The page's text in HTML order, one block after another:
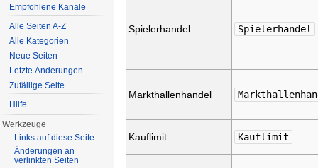
Spielerhandel Spielerhandel
Markthallenhandel
Kauflimit Kauflimit
Empfohlene Kanäle
Alle Seiten A-Z
Alle Kategorien
Neue Seiten
Letzte Änderungen
Zufällige Seite
Hilfe
Werkzeuge
Links auf diese Seite
Änderungen an
verlinkten Seiten